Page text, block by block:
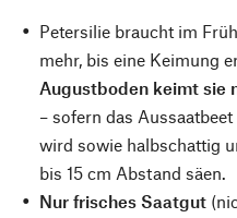
Petersilie braucht im
mehr, bis eine Keimung
Augustboden keimt sie
– sofern das
wird sowie halbschattig
bis 15 cm Abstand säen.
Nur frisches Saatgut